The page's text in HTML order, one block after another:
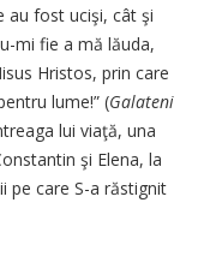
au fost ucişi, cât şi
mi fie a mă lăuda,
Hristos, prin care
lume!” (Galateni
lui viaţă, una
şi Elena, la
pe care S-a răstignit